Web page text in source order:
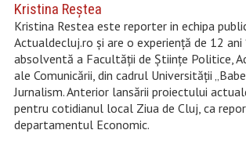
Kristina Reştea
Kristina Restea este reporter in echipa
Actualdecluj.ro și are o experiență de 12 ani
absolventă a Facultății de Științe Politice,
ale Comunicării, din cadrul Universității
Jurnalism. Anterior lansării proiectului
pentru cotidianul local Ziua de Cluj, ca
departamentul Economic.